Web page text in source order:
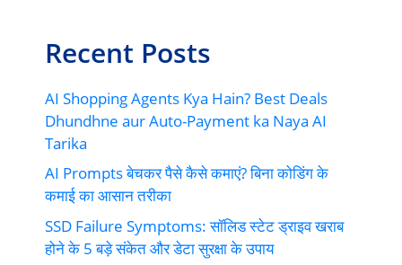
Recent Posts
AI Shopping Agents Kya Hain? Best Deals
Dhundhne aur Auto-Payment ka Naya AI
Tarika
AI Prompts बेचकर पैसे कैसे कमाएं? बिना कोडिंग के
कमाई का आसान तरीका
SSD Failure Symptoms: सॉलिड स्टेट ड्राइव खराब
होने के 5 बड़े संकेत और डेटा सुरक्षा के उपाय